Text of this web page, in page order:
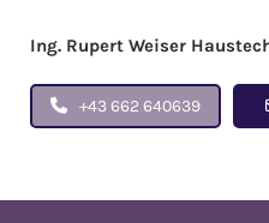
Ing. Rupert Weiser
+43 662 640639